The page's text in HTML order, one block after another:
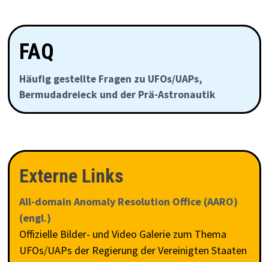
FAQ
Häufig gestellte Fragen zu UFOs/UAPs,
Bermudadreieck und der Prä-Astronautik
Externe Links
All-domain Anomaly Resolution Office (AARO)
(engl.)
Offizielle Bilder- und Video Galerie zum Thema
UFOs/UAPs der Regierung der Vereinigten Staaten